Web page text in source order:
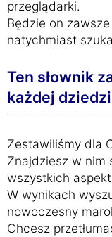
przeglądarki.
Będzie on
natychmiast
Ten słownik
każdej
Zestawiliśmy dla
Znajdziesz w nim
wszystkich
W wynikach
nowoczesny
Chcesz